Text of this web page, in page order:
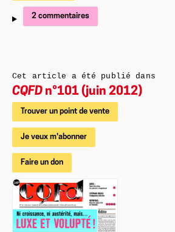
2 commentaires
Cet article a été publié dans
CQFD n°101 (juin 2012)
Trouver un point de vente
Je veux m'abonner
Faire un don